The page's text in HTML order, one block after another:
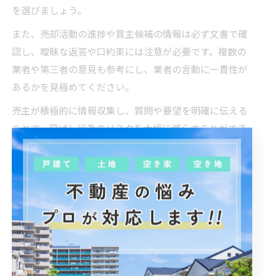
を選びましょう。
また、売却活動の進捗や買主候補の情報は必ず文書で確
認し、曖昧な返答や口約束には注意が必要です。複数の
業者や第三者の意見も参考にし、業者の言動に一貫性が
あるかを見極めてください。
売主が積極的に情報収集し、質問や要望を明確に伝える
ことで、飛ばし行為のリスクを大幅に減らすことができ
ます。安心・安全な不動産売却に向けて、主体的な行動
が何よりも大切です。
損を防ぐための不動産売却税金対策
不動産売却時の税金計算と節税の基本知識